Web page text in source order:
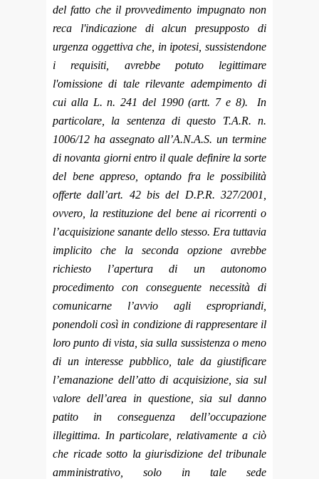
del fatto che il provvedimento impugnato non
reca l'indicazione di alcun presupposto di
urgenza oggettiva che, in ipotesi, sussistendone
i
requisiti, avrebbe potuto legittimare
l'omissione di tale rilevante adempimento di
cui alla L. n. 241 del 1990 (artt. 7 e 8). In
particolare, la sentenza di questo T.A.R. n.
1006/12 ha assegnato all’A.N.A.S. un termine
di novanta giorni entro il quale definire la sorte
del bene appreso, optando fra le possibilità
offerte dall’art. 42 bis del D.P.R. 327/2001,
ovvero, la restituzione del bene ai ricorrenti o
l’acquisizione sanante dello stesso. Era tuttavia
implicito che la seconda opzione avrebbe
richiesto l’apertura di un autonomo
procedimento con conseguente necessità di
comunicarne l’avvio agli espropriandi,
ponendoli così in condizione di rappresentare il
loro punto di vista, sia sulla sussistenza o meno
di un interesse pubblico, tale da giustificare
l’emanazione dell’atto di acquisizione, sia sul
valore dell’area in questione, sia sul danno
patito in conseguenza dell’occupazione
illegittima. In particolare, relativamente a ciò
che ricade sotto la giurisdizione del tribunale
amministrativo, solo in tale sede